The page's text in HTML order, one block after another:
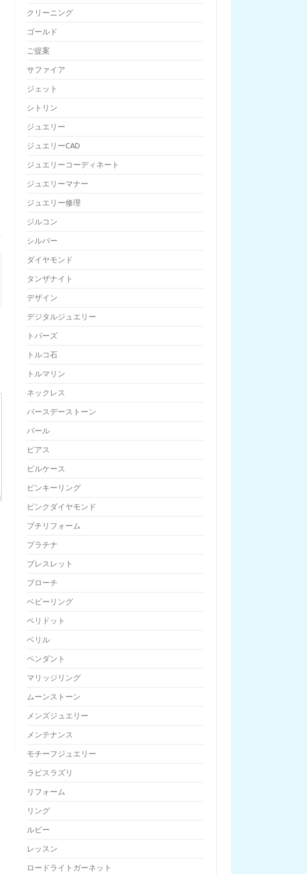
クリーニング
ゴールド
ご提案
サファイア
ジェット
シトリン
ジュエリー
ジュエリーCAD
ジュエリーコーディネート
ジュエリーマナー
ジュエリー修理
ジルコン
シルバー
ダイヤモンド
タンザナイト
デザイン
デジタルジュエリー
トパーズ
トルコ石
トルマリン
ネックレス
バースデーストーン
パール
ピアス
ピルケース
ピンキーリング
ピンクダイヤモンド
プチリフォーム
プラチナ
ブレスレット
ブローチ
ベビーリング
ペリドット
ベリル
ペンダント
マリッジリング
ムーンストーン
メンズジュエリー
メンテナンス
モチーフジュエリー
ラピスラズリ
リフォーム
リング
ルビー
レッスン
ロードライトガーネット